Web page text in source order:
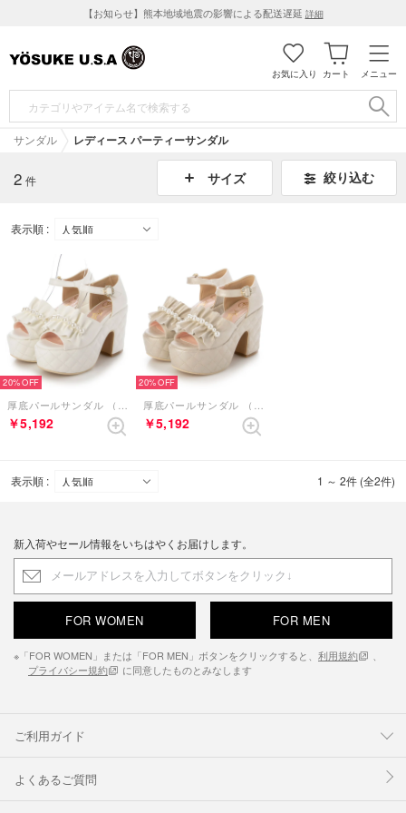
【お知らせ】熊本地域地震の影響による配送遅延 詳細
メニュー
カート
お気に入り
サンダル レディース パーティーサンダル
2 件 サイズ 絞り込む
表示順 :
20%
￥5,192
20%
￥5,192
表示順 : 1 ～ 2件 (全2件)
新入荷やセール情報をいちはやくお届けします。
FOR WOMEN FOR MEN
※「FOR WOMEN」または「FOR MEN」ボタンをクリックすると、 利用規約
プライバシー規約
に同意したものとみなします
ご利用ガイド
よくあるご質問